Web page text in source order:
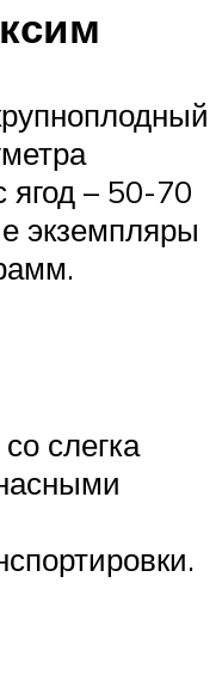
ягод – 50-70
экземпляры
слегка